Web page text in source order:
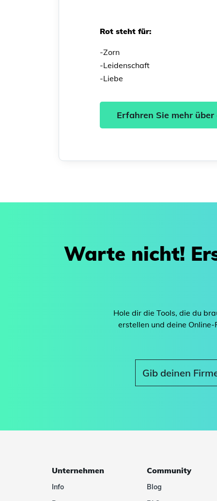
Rot steht für:
-Zorn
-Leidenschaft
-Liebe
Erfahren Sie mehr über
Warte nicht!
Hole dir die Tools, die du
erstellen und deine
Unternehmen
Info
Community
Blog